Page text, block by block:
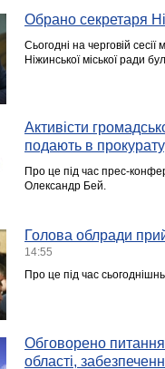
Обрано секретаря
Сьогодні на черговій
Ніжинської міської ради
Активісти
подають в
Про це під час прес-
Олександр Бей.
Голова облради
14:55
Про це під час
Обговорено
області,